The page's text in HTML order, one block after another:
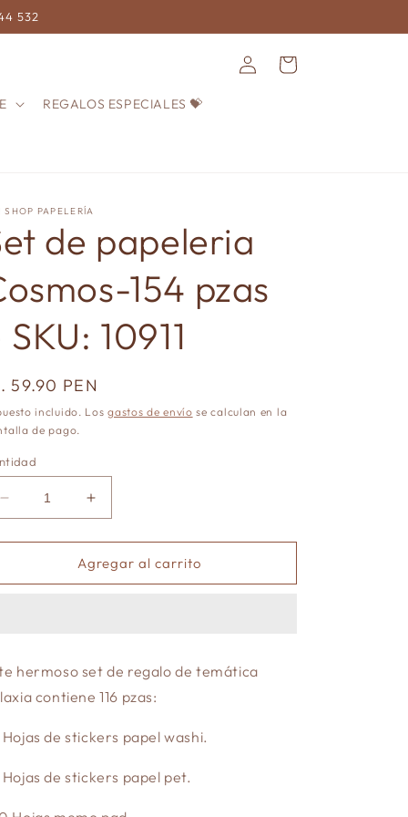
532
REGALOS ESPECIALES 💝
Iniciar
sesión
Carrito
SHOP PAPELERÍA
de papeleria
154 pzas
SKU: 10911
59.90 PEN
incluido. Losgastos de envío se calculan en la
de pago.
Reducir
cantidad
para
de
Aumentar
cantidad
para
Set
de
Agregar al carrito
hermoso set de regalo de temática
contiene 116 pzas:
de stickers papel washi.
de stickers papel pet.